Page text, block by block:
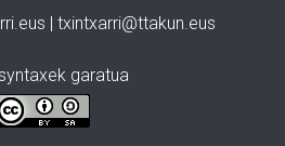
| txintxarri@ttakun.eus
garatua